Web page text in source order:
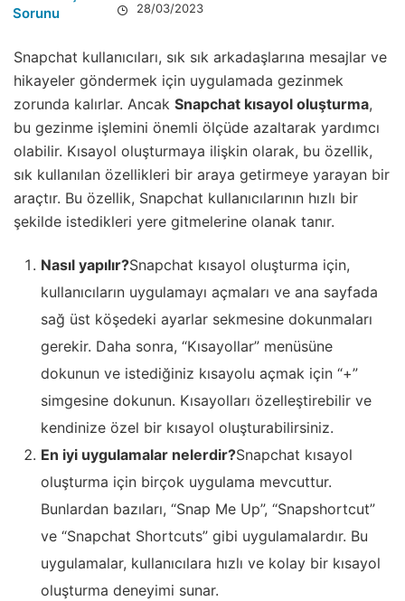
28/03/2023
Snapchat kullanıcıları, sık sık arkadaşlarına mesajlar ve
hikayeler göndermek için uygulamada gezinmek
zorunda kalırlar. Ancak Snapchat kısayol oluşturma,
bu gezinme işlemini önemli ölçüde azaltarak yardımcı
olabilir. Kısayol oluşturmaya ilişkin olarak, bu özellik,
sık kullanılan özellikleri bir araya getirmeye yarayan bir
araçtır. Bu özellik, Snapchat kullanıcılarının hızlı bir
şekilde istedikleri yere gitmelerine olanak tanır.
Nasıl yapılır?Snapchat kısayol oluşturma için,
kullanıcıların uygulamayı açmaları ve ana sayfada
sağ üst köşedeki ayarlar sekmesine dokunmaları
gerekir. Daha sonra, “Kısayollar” menüsüne
dokunun ve istediğiniz kısayolu açmak için “+”
simgesine dokunun. Kısayolları özelleştirebilir ve
kendinize özel bir kısayol oluşturabilirsiniz.
En iyi uygulamalar nelerdir?Snapchat kısayol
oluşturma için birçok uygulama mevcuttur.
Bunlardan bazıları, “Snap Me Up”, “Snapshortcut”
ve “Snapchat Shortcuts” gibi uygulamalardır. Bu
uygulamalar, kullanıcılara hızlı ve kolay bir kısayol
oluşturma deneyimi sunar.